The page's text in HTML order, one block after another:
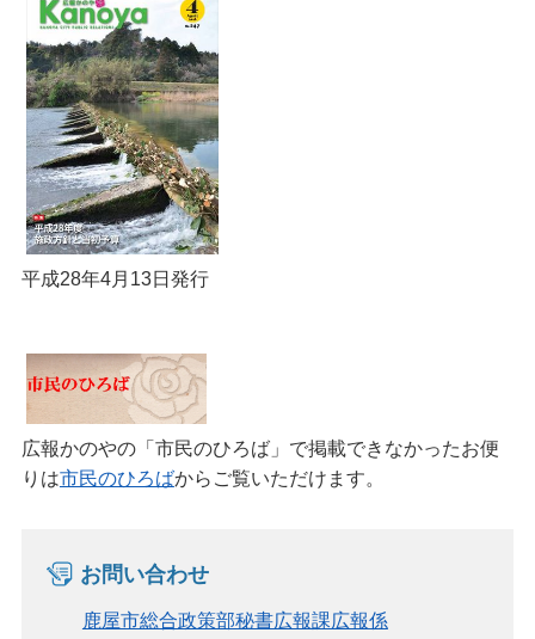
平成28年4月13日発行
広報かのやの「市民のひろば」で掲載できなかったお便
りは市民のひろばからご覧いただけます。
お問い合わせ
鹿屋市総合政策部秘書広報課広報係